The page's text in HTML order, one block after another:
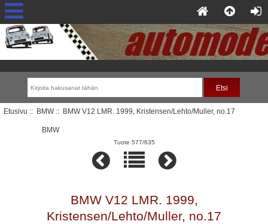
Etusivu :: BMW:: BMW V12 LMR. 1999, Kristensen/Lehto/Muller, no.17
BMW
Tuote 577/635
BMW V12 LMR. 1999,
Kristensen/Lehto/Muller, no.17